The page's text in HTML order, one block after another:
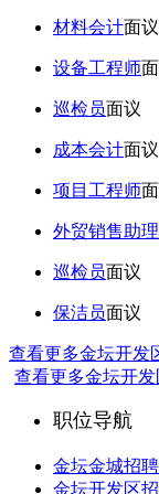
材料会计面议
设备工程师
巡检员面议
成本会计面议
项目工程师
外贸销售助理
巡检员面议
保洁员面议
查看更多金坛开发
查看更多金坛开
职位导航
金坛金城招
金坛开发区